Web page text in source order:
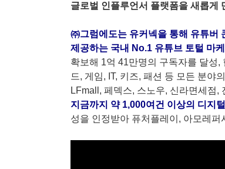
글로벌 인플루언서 플랫폼을 새롭게
㈜그럼에도는 유커넥을 통해 유튜버
제공하는 국내 No.1 유튜브 토털 마
확보해 1억 41만명의 구독자를 달성
드, 게임, IT, 키즈, 패션 등 모든 분야
LFmall, 페덱스, 스노우, 신라면세점,
지금까지 약 1,000여건 이상의 디지
성을 인정받아 퓨처플레이, 아모레